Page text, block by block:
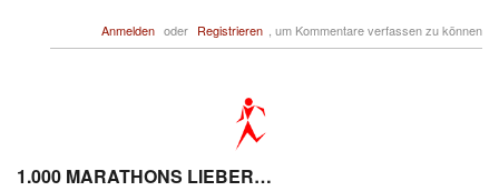
Anmelden oder Registrieren , um Kommentare verfassen zu können
1.000 MARATHONS LIEBER…